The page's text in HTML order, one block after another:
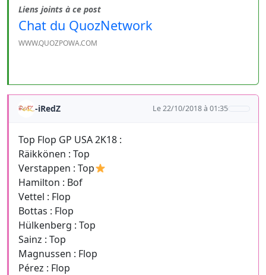
Liens joints à ce post
Chat du QuozNetwork
WWW.QUOZPOWA.COM
-iRedZ Le 22/10/2018 à 01:35
Top Flop GP USA 2K18 :
Räikkönen : Top
Verstappen : Top
Hamilton : Bof
Vettel : Flop
Bottas : Flop
Hülkenberg : Top
Sainz : Top
Magnussen : Flop
Pérez : Flop